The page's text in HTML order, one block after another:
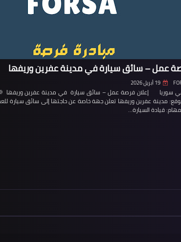
عمل – سائق سيارة في مدينة عفرين وريفها
19 أبريل 2026
إعلان فرصة عمل – سائق سيارة في مدينة عفرين وريفها
مدينة عفرين وريفها تعلن جهة خاصة عن حاجتها إلى سائق سيارة
قيادة السيارة…